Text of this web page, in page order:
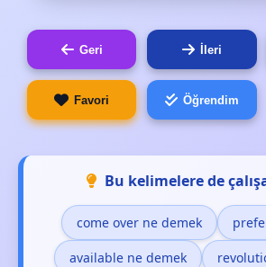
Geri İleri
Favori Öğrendim
Bu kelimelere de
come over ne demek
available ne demek